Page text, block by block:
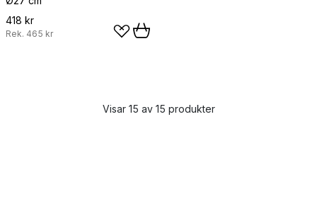
418 kr
Rek. 465 kr
Visar 15 av 15 produkter